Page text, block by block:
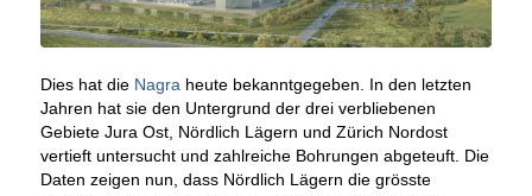
Dies hat die Nagraheute bekanntgegeben. In den letzten
Jahren hat sie den Untergrund der drei verbliebenen
Gebiete Jura Ost, Nördlich Lägern und Zürich Nordost
vertieft untersucht und zahlreiche Bohrungen abgeteuft. Die
Daten zeigen nun, dass Nördlich Lägern die grösste